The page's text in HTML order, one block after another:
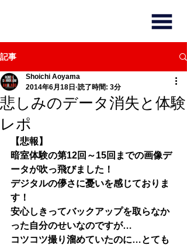
記事
悲しみのデータ消失と体験
レポ
Shoichi Aoyama
2014年6月18日 読了時間: 3分
【悲報】
暗室体験の第12回～15回までの画像デ
ータが吹っ飛びました！
デジタルの儚さに憂いを感じておりま
す！
安心しきってバックアップを取らなか
った自分のせいなのですが…
コツコツ撮り溜めていたのに…とても